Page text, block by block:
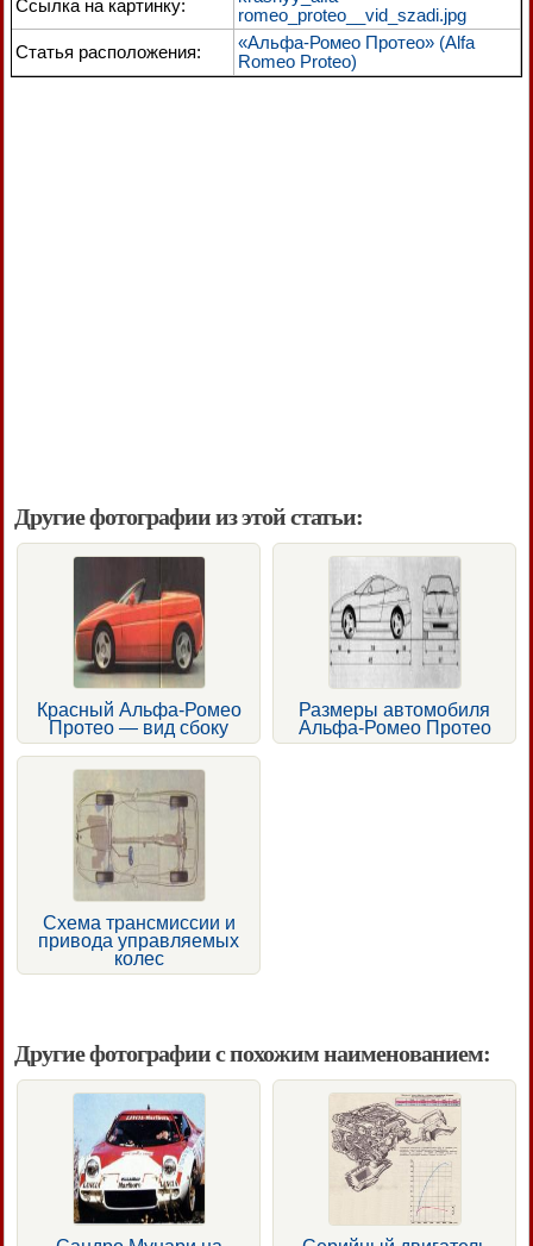
Ссылка на картинку:
romeo_proteo__vid_szadi.jpg
Статья расположения:
«Альфа-Ромео Протео» (Alfa
Romeo Proteo)
Другие фотографии из этой статьи:
Красный Альфа-Ромео
Протео — вид сбоку
Размеры автомобиля
Альфа-Ромео Протео
Схема трансмиссии и
привода управляемых
колес
Другие фотографии с похожим наименованием: